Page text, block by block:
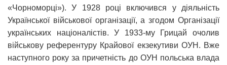
«Чорноморці»). У 1928 році включився у діяльність
Української військової організації, а згодом Організації
українських націоналістів. У 1933-му Грицай очолив
військову референтуру Крайової екзекутиви ОУН. Вже
наступного року за причетність до ОУН польська влада